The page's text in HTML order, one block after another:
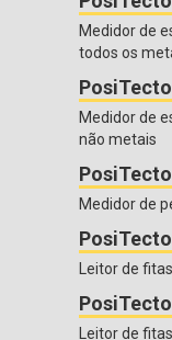
Medidor de
todos os
Medidor de
não metais
Medidor de
Leitor de
Leitor de